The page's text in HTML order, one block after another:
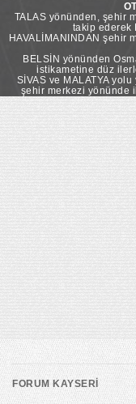
TALAS yönünden, şehir
takip ederek
HAVALİMANINDAN şehir
BELSİN yönünden
istikametine düz
SİVAS ve MALATYA
şehir merkezi yönünde
FORUM KAYSERİ